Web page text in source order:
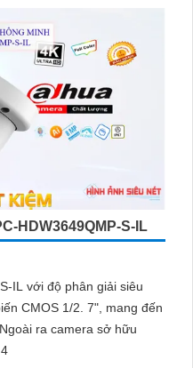
HDW3649QMP-S-IL
IL với độ phân giải siêu
CMOS 1/2. 7", mang đến